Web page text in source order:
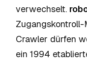
verwechselt.
Zugangskontroll-
Crawler dürfen
ein 1994